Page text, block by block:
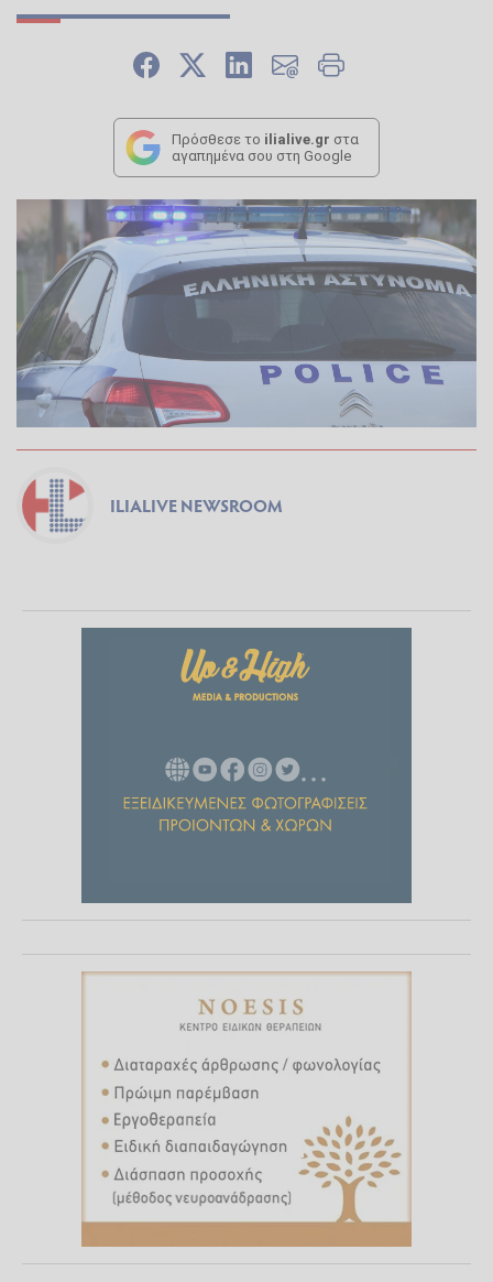
Πρόσθεσε το ilialive.gr στα
αγαπημένα σου στη Google
ILIALIVE NEWSROOM